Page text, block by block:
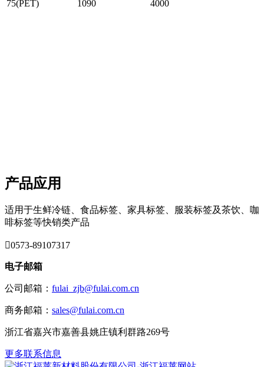
75(PET)
1090 4000
产品应用
适用于生鲜冷链、食品标签、家具标签、服装标签及茶饮、咖
啡标签等快销类产品
0573-89107317
电子邮箱
公司邮箱： fulai_zjb@fulai.com.cn
商务邮箱： sales@fulai.com.cn
浙江省嘉兴市嘉善县姚庄镇利群路269号
更多联系信息